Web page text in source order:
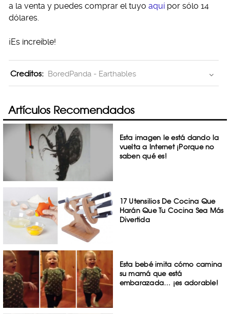
a la venta y puedes comprar el tuyo aquí por sólo 14
dólares.
¡Es increíble!
Creditos: BoredPanda - Earthables
Artículos Recomendados
Esta imagen le está dando la
vuelta a Internet ¡Porque no
saben qué es!
17 Utensilios De Cocina Que
Harán Que Tu Cocina Sea Más
Divertida
Esta bebé imita cómo camina
su mamá que está
embarazada… ¡es adorable!